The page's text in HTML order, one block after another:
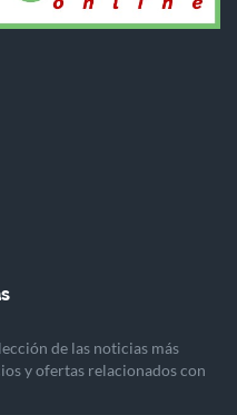
de las noticias más
y ofertas relacionados con